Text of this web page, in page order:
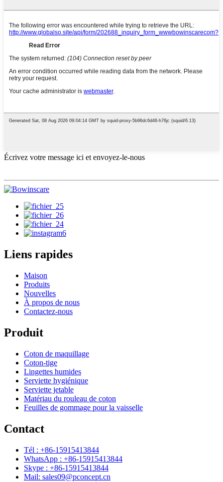
Écrivez votre message ici et envoyez-le-nous
Liens rapides
Maison
Produits
Nouvelles
À propos de nous
Contactez-nous
Produit
Coton de maquillage
Coton-tige
Lingettes humides
Serviette hygiénique
Serviette jetable
Matériau du rouleau de coton
Feuilles de gommage pour la vaisselle
Contact
Tél : +86-15915413844
WhatsApp : +86-15915413844
Skype : +86-15915413844
Mail: sales09@pconcept.cn